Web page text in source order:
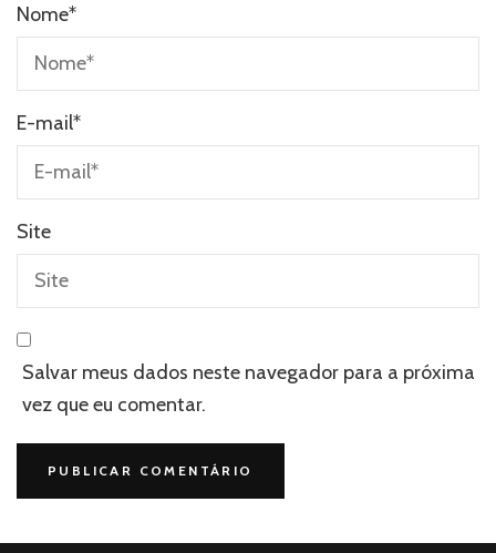
Nome*
E-mail*
Site
Salvar meus dados neste navegador para a próxima
vez que eu comentar.